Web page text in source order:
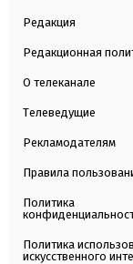
Редакция
Редакционная
О телеканале
Телеведущие
Рекламодателям
Правила
Политика
Политика
искусственного